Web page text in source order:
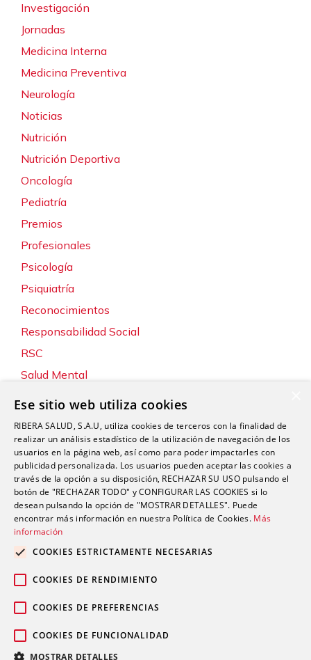
Investigación
Jornadas
Medicina Interna
Medicina Preventiva
Neurología
Noticias
Nutrición
Nutrición Deportiva
Oncología
Pediatría
Premios
Profesionales
Psicología
Psiquiatría
Reconocimientos
Responsabilidad Social
RSC
Salud Mental
Servicios
Sostenibilidad y Medio Ambiente
Tecnología
Traumatología y Cirugía Ortopédica
Unidad de Tráfico
Urgencias
Urología
© 2026 Grupo Ribera |
Ese sitio web utiliza cookies
RIBERA SALUD, S.A.U, utiliza cookies de terceros con la finalidad de
realizar un análisis estadístico de la utilización de navegación de los
usuarios en la página web, así como para poder impactarles con
publicidad personalizada. Los usuarios pueden aceptar las cookies a
través de la opción a su disposición, RECHAZAR SU USO pulsando el
botón de "RECHAZAR TODO" y CONFIGURAR LAS COOKIES si lo
desean pulsando la opción de "MOSTRAR DETALLES". Puede
encontrar más información en nuestra Política de Cookies. Más
información
COOKIES ESTRICTAMENTE NECESARIAS
COOKIES DE RENDIMIENTO
COOKIES DE PREFERENCIAS
COOKIES DE FUNCIONALIDAD
MOSTRAR DETALLES